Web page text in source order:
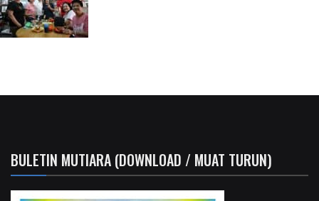
BULETIN MUTIARA (DOWNLOAD / MUAT TURUN)